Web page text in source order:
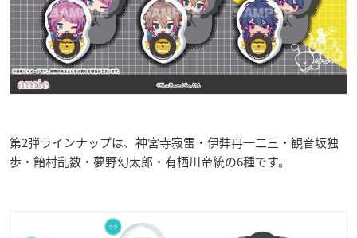
第2弾ラインナップは、神宮寺寂雷・伊弉冉一二三・観音坂独
歩・飴村乱数・夢野幻太郎・有栖川帝統の6種です。